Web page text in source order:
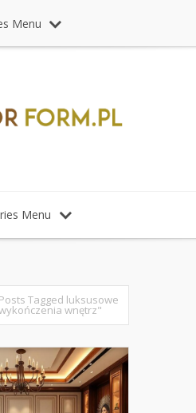
Menu
Menu
Posts Tagged luksusowe
wnętrz"